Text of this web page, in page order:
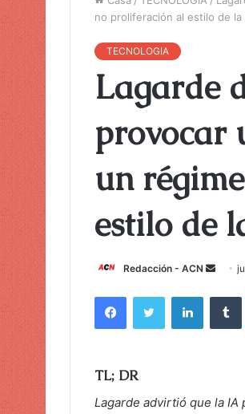
no proliferación al estilo de la
TECNOLOGIA
Lagarde
provocar
un
estilo de
Redacción - ACN
i
n
TL; DR
Lagarde advirtió que la